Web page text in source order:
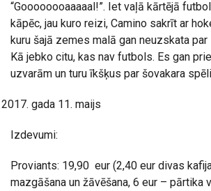
“Goooooooaaaaal!”. Iet vaļā kārtējā
kāpēc, jau kuro reizi, Camino sakrīt ar
kuru šajā zemes malā gan neuzskata
Kā jebko citu, kas nav futbols. Es gan
uzvarām un turu īkšķus par šovakara
gada 11. maijs
Izdevumi:
Proviants: 19,90 eur (2,40 eur divas
mazgāšana un žāvēšana, 6 eur – pārtika